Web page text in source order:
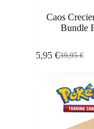
Caos
Bundle
39,95€
El
era:
39,95 €.
35,95 €El
es:
35,95 €.